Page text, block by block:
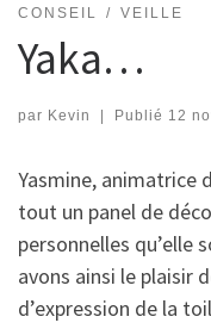
CONSEIL VEILLE
Yaka…
par Kevin | Publié 12
Yasmine, animatrice
tout un panel de
personnelles qu’elle
avons ainsi le plaisir
d’expression de la